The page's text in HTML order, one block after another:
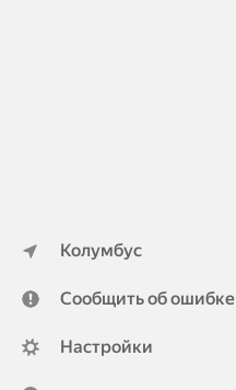
Колумбус
Сообщить об ошибке
Настройки